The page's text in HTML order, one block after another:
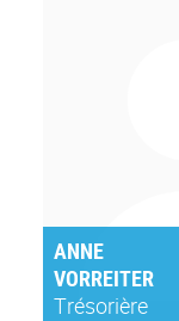
ANNE
VORREITER
Trésorière